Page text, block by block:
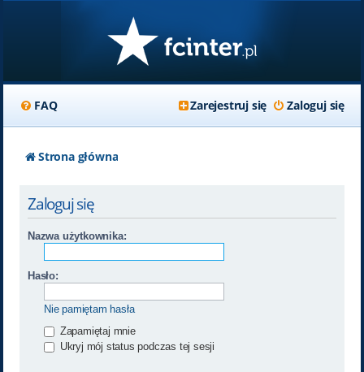
FAQ Zaloguj się
Zarejestruj się
Strona główna
Zaloguj się
Nazwa użytkownika:
Hasło:
Nie pamiętam hasła
Zapamiętaj mnie
Ukryj mój status podczas tej sesji